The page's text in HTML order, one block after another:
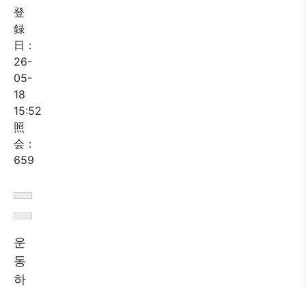
登
録
日：
26-
05-
18
15:52
照
会：
659
운
동
하